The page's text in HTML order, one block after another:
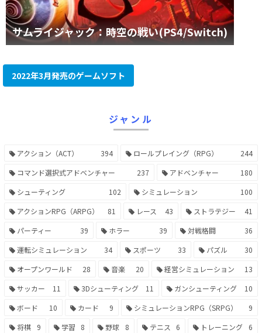
サムライジャック：時空の戦い(PS4/Switch)
2022年3月発売のゲームソフト
ジャンル
アクション（ACT） 394 ロールプレイング（RPG）
244
コマンド選択式アドベンチャー
237 アドベンチャー
180
シューティング
102 シミュレーション
100
アクションRPG（ARPG）
81 レース 43 ストラテジー
41
パーティー
39 ホラー 39 対戦格闘
36
運転シミュレーション
34 スポーツ 33 パズル
30
オープンワールド
28 音楽 20 経営シミュレーション
13
サッカー
11 3Dシューティング 11 ガンシューティング
10
ボード
10 カード 9 シミュレーションRPG（SRPG）
9
将棋
9 学習 8 野球 8 テニス 6 トレーニング
6